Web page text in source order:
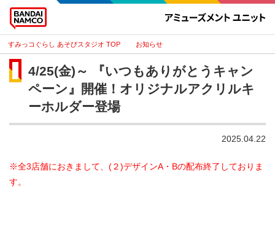
すみっコぐらし あそびスタジオ お知らせ
4/25(金)～ 『いつもありがとうキャン
ペーン』開催！オリジナルアクリルキ
ーホルダー登場
2025.04.22
※全3店舗におきまして、(２)デザインA・Bの配布終了しておりま
す。